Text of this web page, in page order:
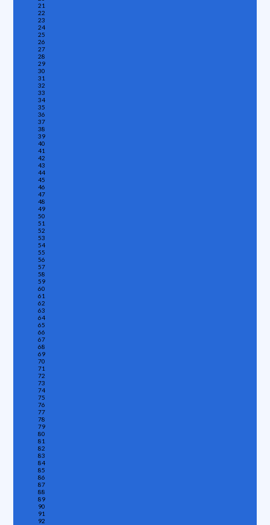
21
22
23
24
25
26
27
28
29
30
31
32
33
34
35
36
37
38
39
40
41
42
43
44
45
46
47
48
49
50
51
52
53
54
55
56
57
58
59
60
61
62
63
64
65
66
67
68
69
70
71
72
73
74
75
76
77
78
79
80
81
82
83
84
85
86
87
88
89
90
91
92